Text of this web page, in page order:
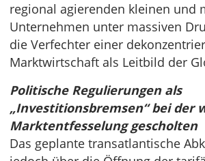
regional agierenden kleinen und
Unternehmen unter massiven
die Verfechter einer
Marktwirtschaft als Leitbild der
Politische Regulierungen als
„Investitionsbremsen“ bei der
Marktentfesselung gescholten
Das geplante transatlantische